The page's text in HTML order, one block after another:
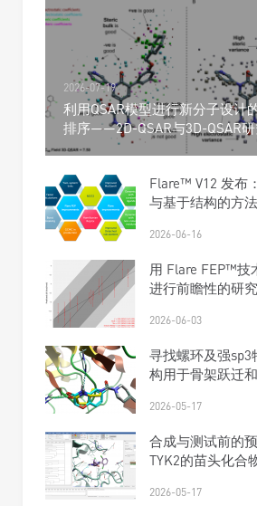
2026-07-19
利用QSAR模型进行新分子设计
排序——2D-QSAR与3D-QSAR
Flare™ V12 发布
与基于结构的方
2026-06-16
用 Flare FEP™技
进行前瞻性的研究
2026-06-03
寻找螺环及强sp3
构用于骨架跃迁
2026-05-17
合成与测试前的
TYK2的苗头化合
2026-05-17